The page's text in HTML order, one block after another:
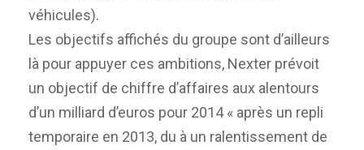
véhicules).
Les objectifs affichés du groupe sont d’ailleurs
là pour appuyer ces ambitions, Nexter prévoit
un objectif de chiffre d’affaires aux alentours
d’un milliard d’euros pour 2014 « après un repli
temporaire en 2013, du à un ralentissement de